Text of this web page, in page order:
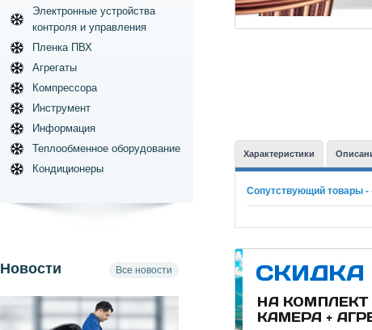
Характеристики
Сопутствующий товары -
Электронные устройства
контроля и управления
Пленка ПВХ
Агрегаты
Компрессора
Инструмент
Информация
Теплообменное оборудование
Кондиционеры
Новости Все новости